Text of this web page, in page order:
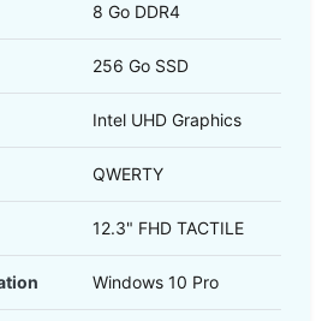
8 Go DDR4
256 Go SSD
Intel UHD Graphics
QWERTY
12.3" FHD TACTILE
Windows 10 Pro